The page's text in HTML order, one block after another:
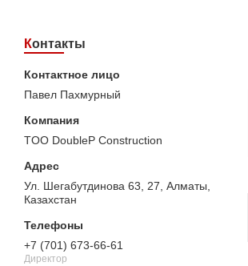
Контакты
Павел Пахмурный
TOO DoubleP Construction
Ул. Шегабутдинова 63, 27, Алматы,
Казахстан
+7 (701) 673-66-61
Директор